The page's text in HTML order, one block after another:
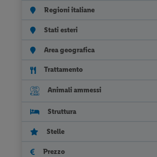
Regioni italiane
Stati esteri
Area geografica
Trattamento
Animali ammessi
Struttura
Stelle
Prezzo